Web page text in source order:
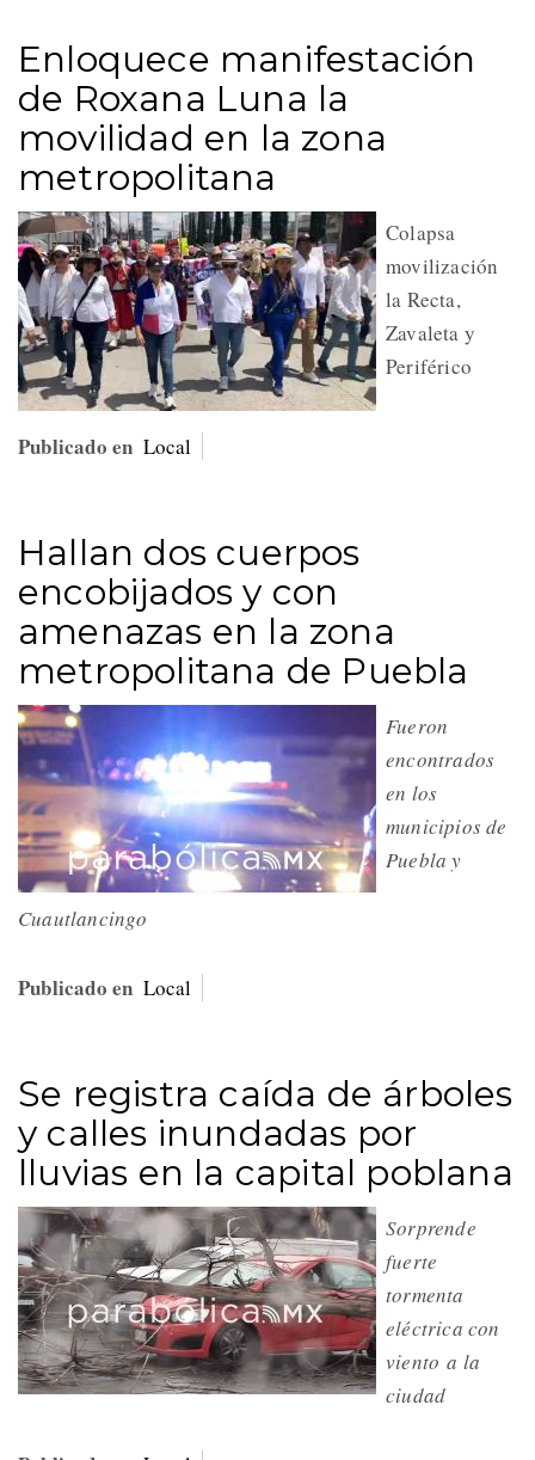
Enloquece manifestación
de Roxana Luna la
movilidad en la zona
metropolitana
Colapsa
movilización
la Recta,
Zavaleta y
Periférico
Publicado en Local
Hallan dos cuerpos
encobijados y con
amenazas en la zona
metropolitana de Puebla
Fueron
encontrados
en los
municipios de
Puebla y
Cuautlancingo
Publicado en Local
Se registra caída de árboles
y calles inundadas por
lluvias en la capital poblana
Sorprende
fuerte
tormenta
eléctrica con
viento a la
ciudad